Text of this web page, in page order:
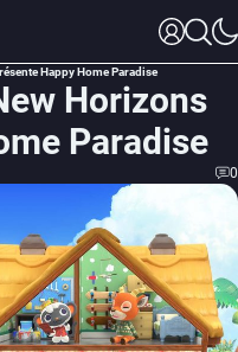
Happy Home Paradise
Horizons
Paradise
0